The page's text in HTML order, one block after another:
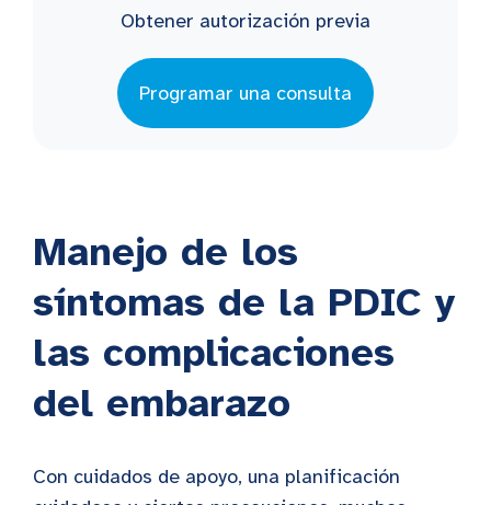
Obtener autorización previa
Programar una consulta
Manejo de los
síntomas de la PDIC y
las complicaciones
del embarazo
Con cuidados de apoyo, una planificación